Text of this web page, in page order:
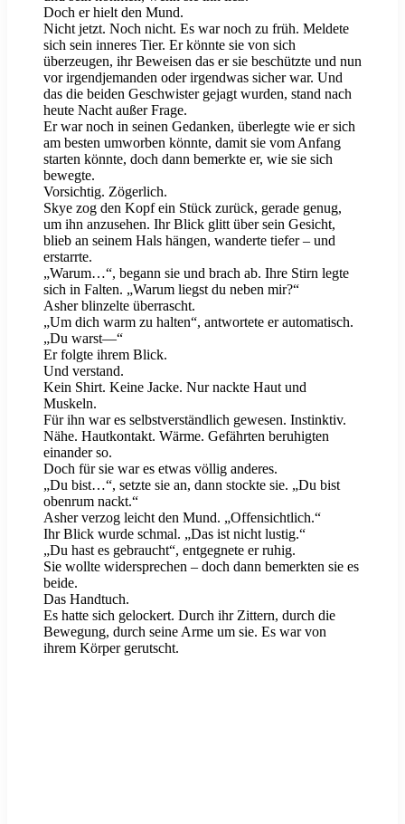
Doch er hielt den Mund.
Nicht jetzt. Noch nicht. Es war noch zu früh. Meldete
sich sein inneres Tier. Er könnte sie von sich
überzeugen, ihr Beweisen das er sie beschützte und nun
vor irgendjemanden oder irgendwas sicher war. Und
das die beiden Geschwister gejagt wurden, stand nach
heute Nacht außer Frage.
Er war noch in seinen Gedanken, überlegte wie er sich
am besten umworben könnte, damit sie vom Anfang
starten könnte, doch dann bemerkte er, wie sie sich
bewegte.
Vorsichtig. Zögerlich.
Skye zog den Kopf ein Stück zurück, gerade genug,
um ihn anzusehen. Ihr Blick glitt über sein Gesicht,
blieb an seinem Hals hängen, wanderte tiefer – und
erstarrte.
„Warum…“, begann sie und brach ab. Ihre Stirn legte
sich in Falten. „Warum liegst du neben mir?“
Asher blinzelte überrascht.
„Um dich warm zu halten“, antwortete er automatisch.
„Du warst—“
Er folgte ihrem Blick.
Und verstand.
Kein Shirt. Keine Jacke. Nur nackte Haut und
Muskeln.
Für ihn war es selbstverständlich gewesen. Instinktiv.
Nähe. Hautkontakt. Wärme. Gefährten beruhigten
einander so.
Doch für sie war es etwas völlig anderes.
„Du bist…“, setzte sie an, dann stockte sie. „Du bist
obenrum nackt.“
Asher verzog leicht den Mund. „Offensichtlich.“
Ihr Blick wurde schmal. „Das ist nicht lustig.“
„Du hast es gebraucht“, entgegnete er ruhig.
Sie wollte widersprechen – doch dann bemerkten sie es
beide.
Das Handtuch.
Es hatte sich gelockert. Durch ihr Zittern, durch die
Bewegung, durch seine Arme um sie. Es war von
ihrem Körper gerutscht.